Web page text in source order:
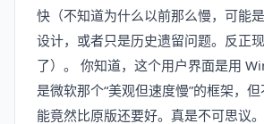
快（不知道为什么以前那么慢，可能
设计，或者只是历史遗留问题。反正
了）。 你知道，这个用户界面是用
是微软那个“美观但速度慢”的框架，
能竟然比原版还要好。真是不可思议